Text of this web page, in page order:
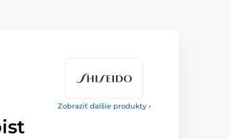
Zobraziť ďalšie produkty ›